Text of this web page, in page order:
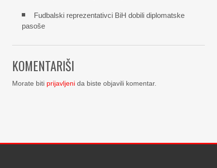
Fudbalski reprezentativci BiH dobili diplomatske
pasoše
KOMENTARIŠI
Morate biti prijavljeni da biste objavili komentar.